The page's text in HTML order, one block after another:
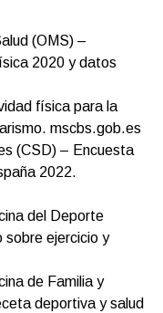
(OMS) –
2020 y datos
física para la
mscbs.gob.es
(CSD) – Encuesta
2022.
del Deporte
sobre ejercicio y
de Familia y
deportiva y salud